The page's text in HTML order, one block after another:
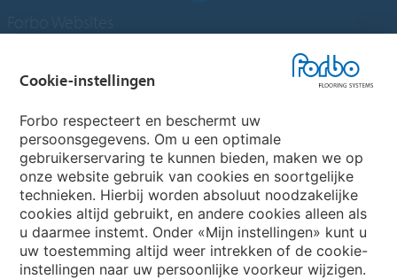
Forbo Flooring Systems
Forbo Movement Systems
Kies een land
Cookie-instellingen
Forbo respecteert en beschermt uw
persoonsgegevens. Om u een optimale
gebruikerservaring te kunnen bieden, maken we op
onze website gebruik van cookies en soortgelijke
technieken. Hierbij worden absoluut noodzakelijke
cookies altijd gebruikt, en andere cookies alleen als
u daarmee instemt. Onder «Mijn instellingen» kunt u
uw toestemming altijd weer intrekken of de cookie-
instellingen naar uw persoonlijke voorkeur wijzigen.